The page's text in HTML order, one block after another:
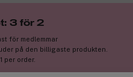
3334569
3 för 2
för medlemmar
på den billigaste produkten.
per order.